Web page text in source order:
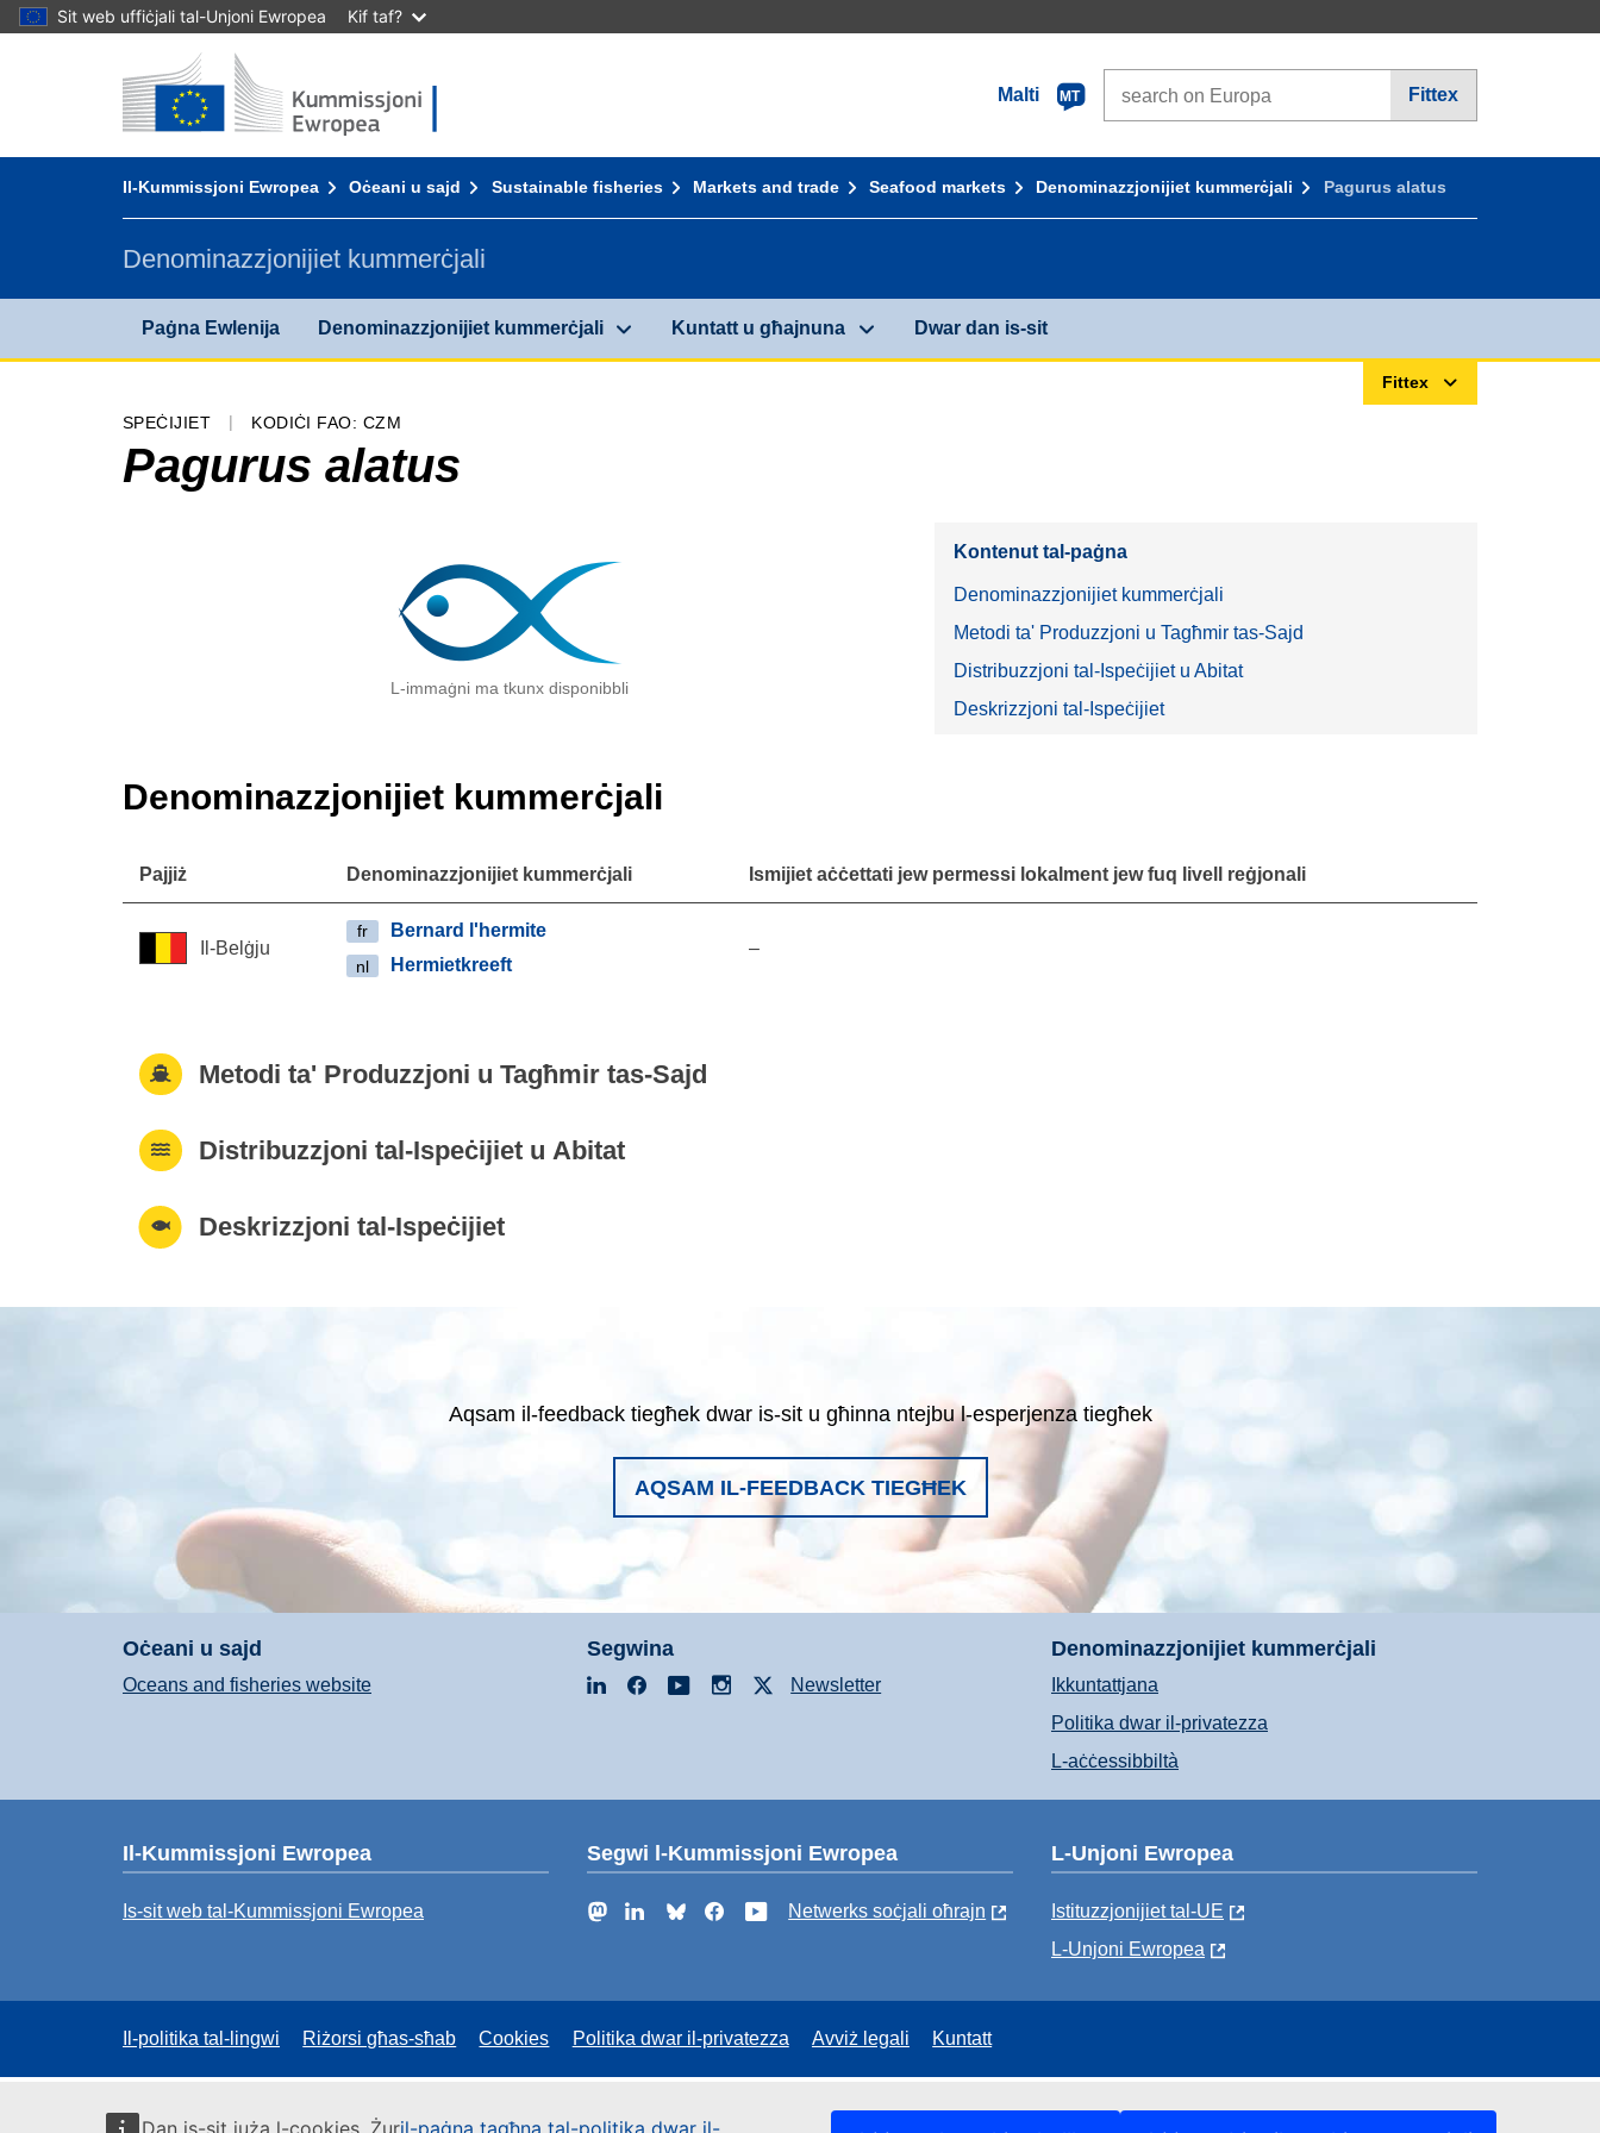
Sit web uffiċjali tal-Unjoni Ewropea Kif taf?
Dan is-sit juża l-cookies. Żuril-paġna tagħna tal-politika dwar il-
Paġna Ewlenija - Il-Kummissjoni Ewropea
Malti
MT Fittex
Il-Kummissjoni Ewropea Oċeani u sajd Sustainable fisheries Markets and trade Seafood markets Denominazzjonijiet kummerċjali Pagurus alatus
Denominazzjonijiet kummerċjali
Paġna Ewlenija Denominazzjonijiet kummerċjali Kuntatt u għajnuna Dwar dan is-sit
Fittex
SPEĊIJIET KODIĊI FAO: CZM
Pagurus alatus
L-immaġni ma tkunx disponibbli
Kontenut tal-paġna
Denominazzjonijiet kummerċjali
Metodi ta' Produzzjoni u Tagħmir tas-Sajd
Distribuzzjoni tal-Ispeċijiet u Abitat
Deskrizzjoni tal-Ispeċijiet
Denominazzjonijiet kummerċjali
Pajjiż Denominazzjonijiet kummerċjali Ismijiet aċċettati jew permessi lokalment jew fuq livell reġjonali
Il-Belġju
fr Bernard l'hermite
nl Hermietkreeft
–
Metodi ta' Produzzjoni u Tagħmir tas-Sajd
Distribuzzjoni tal-Ispeċijiet u Abitat
Deskrizzjoni tal-Ispeċijiet
Aqsam il-feedback tiegħek dwar is-sit u għinna ntejbu l-esperjenza tiegħek
AQSAM IL-FEEDBACK TIEGĦEK
Oċeani u sajd
Oceans and fisheries website
Segwina
LinkedInFacebookYouTubeInstagramNewsletter
Denominazzjonijiet kummerċjali
Ikkuntattjana
Politika dwar il-privatezza
L-aċċessibbiltà
Il-Kummissjoni Ewropea
Is-sit web tal-Kummissjoni Ewropea
Segwi l-Kummissjoni Ewropea
MastodonLinkedInBlueskyFacebookYouTube
Netwerks soċjali oħrajn
L-Unjoni Ewropea
Istituzzjonijiet tal-UE
L-Unjoni Ewropea
Il-politika tal-lingwi Riżorsi għas-sħab Cookies Politika dwar il-privatezza Avviż legali Kuntatt